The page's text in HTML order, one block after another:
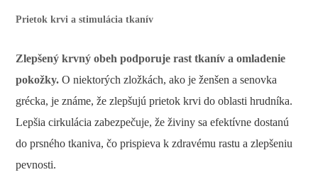
Prietok krvi a stimulácia tkanív
Zlepšený krvný obeh podporuje rast tkanív a omladenie
pokožky. O niektorých zložkách, ako je ženšen a senovka
grécka, je známe, že zlepšujú prietok krvi do oblasti hrudníka.
Lepšia cirkulácia zabezpečuje, že živiny sa efektívne dostanú
do prsného tkaniva, čo prispieva k zdravému rastu a zlepšeniu
pevnosti.